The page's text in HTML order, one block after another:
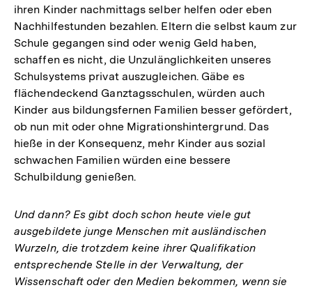
ihren Kinder nachmittags selber helfen oder eben
Nachhilfestunden bezahlen. Eltern die selbst kaum zur
Schule gegangen sind oder wenig Geld haben,
schaffen es nicht, die Unzulänglichkeiten unseres
Schulsystems privat auszugleichen. Gäbe es
flächendeckend Ganztagsschulen, würden auch
Kinder aus bildungsfernen Familien besser gefördert,
ob nun mit oder ohne Migrationshintergrund. Das
hieße in der Konsequenz, mehr Kinder aus sozial
schwachen Familien würden eine bessere
Schulbildung genießen.
Und dann? Es gibt doch schon heute viele gut
ausgebildete junge Menschen mit ausländischen
Wurzeln, die trotzdem keine ihrer Qualifikation
entsprechende Stelle in der Verwaltung, der
Wissenschaft oder den Medien bekommen, wenn sie